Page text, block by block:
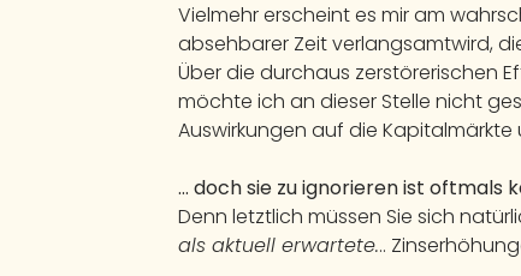
Vielmehr erscheint es mir am
absehbarer Zeit verlangsamtwird,
Über die durchaus zerstörerischen
möchte ich an dieser Stelle nicht
Auswirkungen auf die
… doch sie zu ignorieren ist oftmals
Denn letztlich müssen Sie sich
als aktuell erwartete...